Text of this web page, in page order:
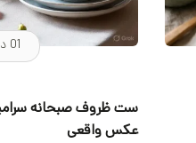
01 دسامبر 2025
ست ظروف صبحانه
عکس واقعی